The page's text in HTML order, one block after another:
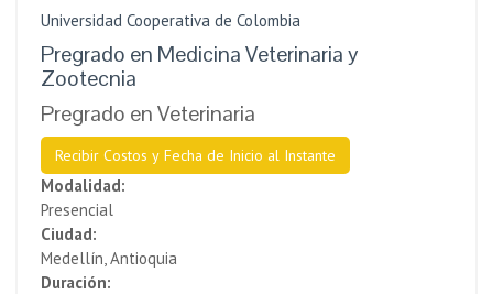
Universidad Cooperativa de Colombia
Pregrado en Medicina Veterinaria y
Zootecnia
Pregrado en Veterinaria
Recibir Costos y Fecha de Inicio al Instante
Modalidad:
Presencial
Ciudad:
Medellín, Antioquia
Duración: